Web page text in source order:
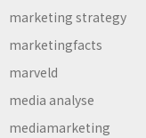
marketing strategy
marketingfacts
marveld
media analyse
mediamarketing